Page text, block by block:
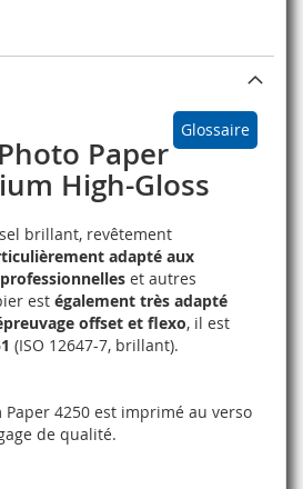
Glossaire
Paper
High-Gloss
brillant, revêtement
adapté aux
et autres
est également très adapté
offset et flexo, il est
(ISO 12647-7, brillant).
Paper 4250 est imprimé au verso
de qualité.